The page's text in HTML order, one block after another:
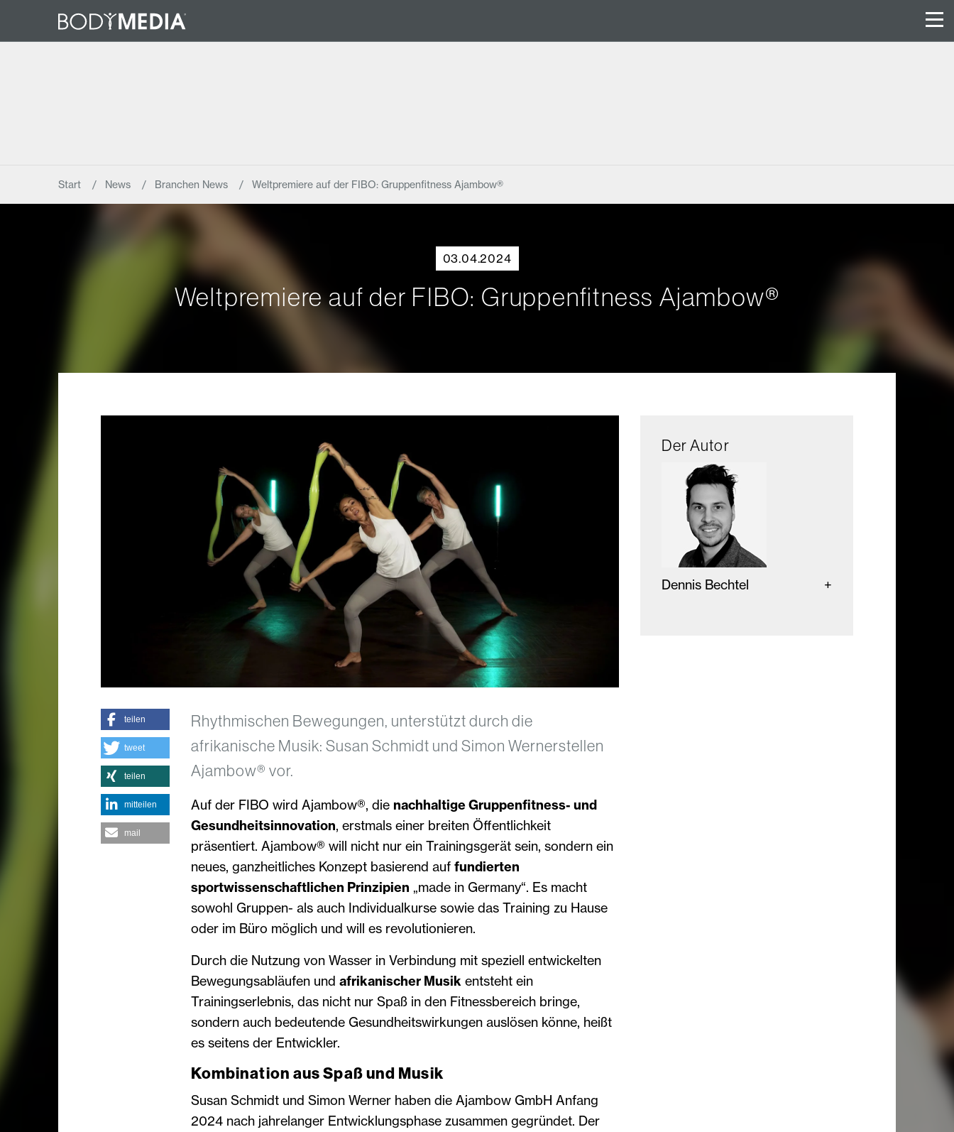
Start News Branchen News Weltpremiere auf der FIBO: Gruppenfitness Ajambow®
03.04.2024
Weltpremiere auf der FIBO: Gruppenfitness Ajambow®
Rhythmischen Bewegungen, unterstützt durch die
afrikanische Musik: Susan Schmidt und Simon Wernerstellen
Ajambow® vor.
Auf der FIBO wird Ajambow®, die nachhaltige Gruppenfitness- und
Gesundheitsinnovation, erstmals einer breiten Öffentlichkeit
präsentiert. Ajambow® will nicht nur ein Trainingsgerät sein, sondern ein
neues, ganzheitliches Konzept basierend auf fundierten
sportwissenschaftlichen Prinzipien „made in Germany“. Es macht
sowohl Gruppen- als auch Individualkurse sowie das Training zu Hause
oder im Büro möglich und will es revolutionieren.
Durch die Nutzung von Wasser in Verbindung mit speziell entwickelten
Bewegungsabläufen und afrikanischer Musik entsteht ein
Trainingserlebnis, das nicht nur Spaß in den Fitnessbereich bringe,
sondern auch bedeutende Gesundheitswirkungen auslösen könne, heißt
es seitens der Entwickler.
Kombination aus Spaß und Musik
Susan Schmidt und Simon Werner haben die Ajambow GmbH Anfang
2024 nach jahrelanger Entwicklungsphase zusammen gegründet. Der
teilen
tweet
teilen
mitteilen
mail
Der Autor
Dennis Bechtel